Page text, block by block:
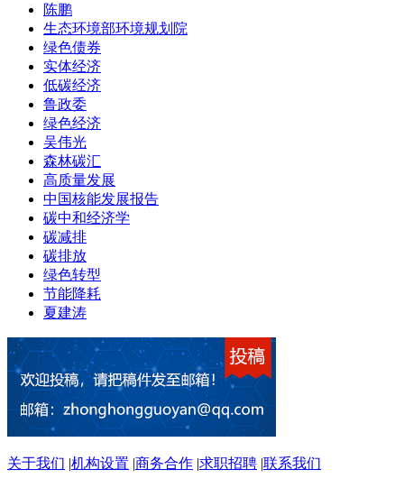
陈鹏
生态环境部环境规划院
绿色债券
实体经济
低碳经济
鲁政委
绿色经济
吴伟光
森林碳汇
高质量发展
中国核能发展报告
碳中和经济学
碳减排
碳排放
绿色转型
节能降耗
夏建涛
关于我们 |机构设置 |商务合作 |求职招聘 |联系我们